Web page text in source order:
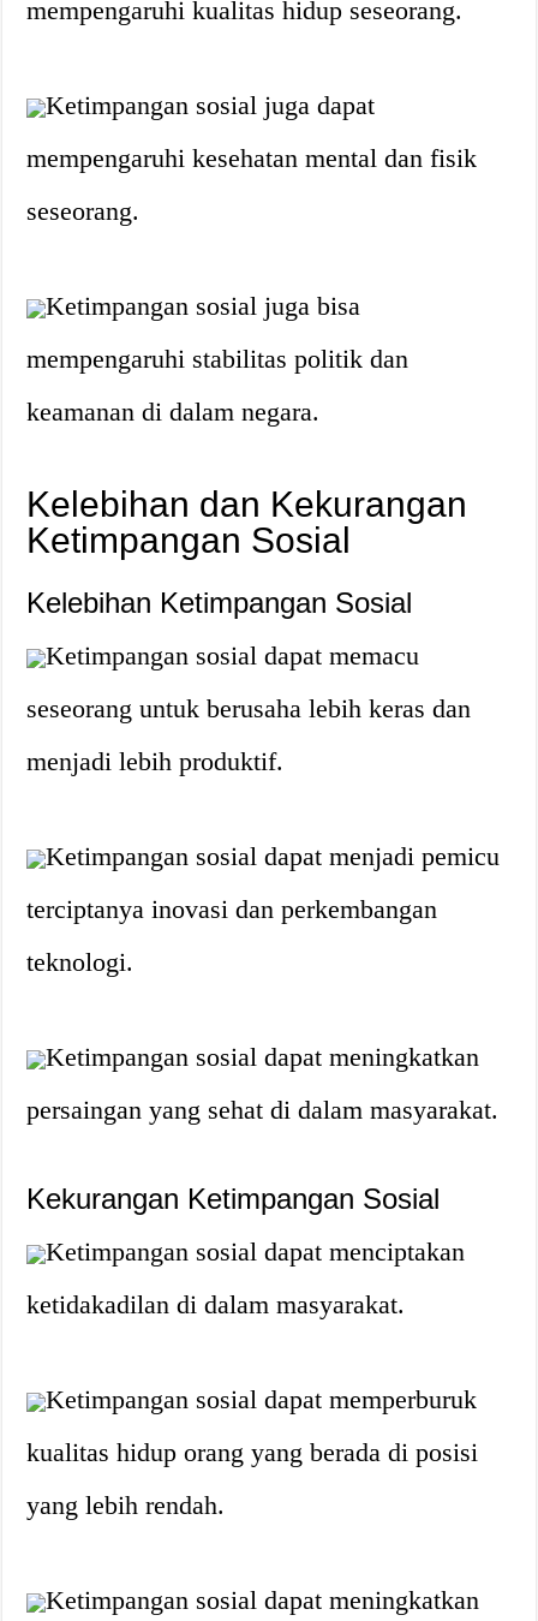
mempengaruhi kualitas hidup seseorang.
Ketimpangan sosial juga dapat
mempengaruhi kesehatan mental dan fisik
seseorang.
Ketimpangan sosial juga bisa
mempengaruhi stabilitas politik dan
keamanan di dalam negara.
Kelebihan dan Kekurangan
Ketimpangan Sosial
Kelebihan Ketimpangan Sosial
Ketimpangan sosial dapat memacu
seseorang untuk berusaha lebih keras dan
menjadi lebih produktif.
Ketimpangan sosial dapat menjadi pemicu
terciptanya inovasi dan perkembangan
teknologi.
Ketimpangan sosial dapat meningkatkan
persaingan yang sehat di dalam masyarakat.
Kekurangan Ketimpangan Sosial
Ketimpangan sosial dapat menciptakan
ketidakadilan di dalam masyarakat.
Ketimpangan sosial dapat memperburuk
kualitas hidup orang yang berada di posisi
yang lebih rendah.
Ketimpangan sosial dapat meningkatkan